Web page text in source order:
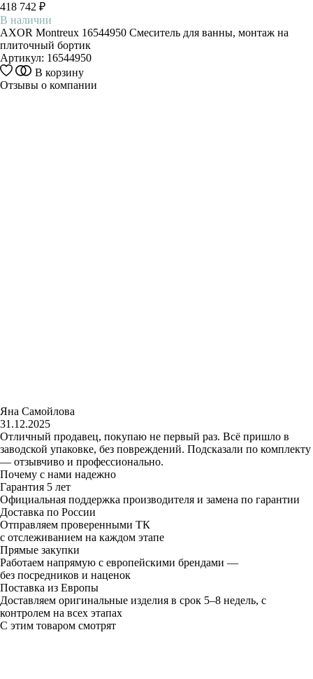
418 742 ₽
В наличии
AXOR Montreux 16544950 Смеситель для ванны, монтаж на
плиточный бортик
Артикул: 16544950
В корзину
Отзывы о компании
Яна Самойлова
31.12.2025
Отличный продавец, покупаю не первый раз. Всё пришло в
заводской упаковке, без повреждений. Подсказали по комплекту
— отзывчиво и профессионально.
Почему с нами надежно
Гарантия 5 лет
Официальная поддержка производителя и замена по гарантии
Доставка по России
Отправляем проверенными ТК
с отслеживанием на каждом этапе
Прямые закупки
Работаем напрямую с европейскими брендами —
без посредников и наценок
Поставка из Европы
Доставляем оригинальные изделия в срок 5–8 недель, с
контролем на всех этапах
С этим товаром смотрят